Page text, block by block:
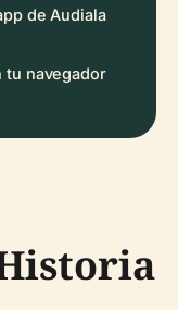
de Audiala
tu navegador